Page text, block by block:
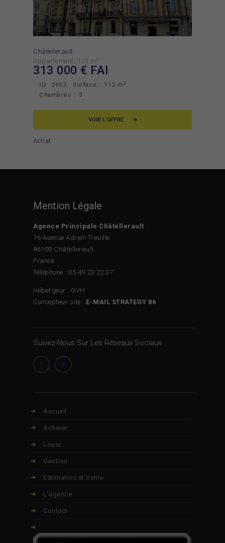
Châtellerault
Appartement
113 m2
313 000 € FAI
ID: 2653 Surface : 113 m 2
Chambres : 3
VOIR L'OFFRE
Achat
Mention Légale
Agence Principale Châtellerault
16 Avenue Adrien Treuille
86100 Châtellerault
France
Téléphone : 05.49.23.22.37
Hébergeur : OVH
Concepteur site : E-MAIL STRATEGY 86
Suivez-Nous Sur Les Réseaux Sociaux
Accueil
Acheter
Louer
Gestion
Estimation et Vente
L’agence
Contact